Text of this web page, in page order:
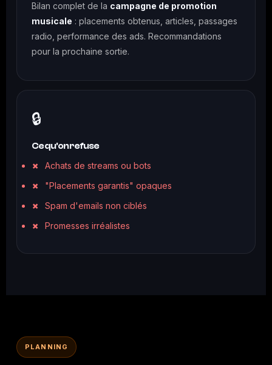
Bilan complet de la campagne de promotion
musicale : placements obtenus, articles, passages
radio, performance des ads. Recommandations
pour la prochaine sortie.
🔒
Ce qu'on refuse
Achats de streams ou bots
"Placements garantis" opaques
Spam d'emails non ciblés
Promesses irréalistes
PLANNING